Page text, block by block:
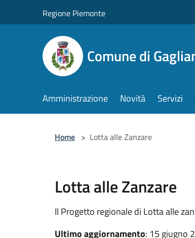
Regione Piemonte
Comune di
Amministrazione Novità Servizi
Home > Lotta alle Zanzare
Lotta alle Zanzare
Il Progetto regionale di Lotta alle
Ultimo aggiornamento: 15 giugno